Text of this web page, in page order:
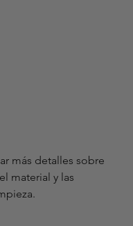
más detalles sobre
material y las